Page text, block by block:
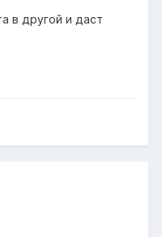
в другой и даст